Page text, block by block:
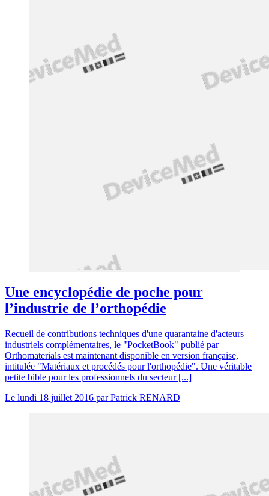
Une encyclopédie de poche pour
l’industrie de l’orthopédie
Recueil de contributions techniques d'une quarantaine d'acteurs
industriels complémentaires, le "PocketBook" publié par
Orthomaterials est maintenant disponible en version française,
intitulée "Matériaux et procédés pour l'orthopédie". Une véritable
petite bible pour les professionnels du secteur [...]
Le lundi 18 juillet 2016 parPatrick RENARD